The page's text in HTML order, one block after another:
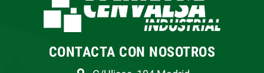
CONTACTA CON NOSOTROS